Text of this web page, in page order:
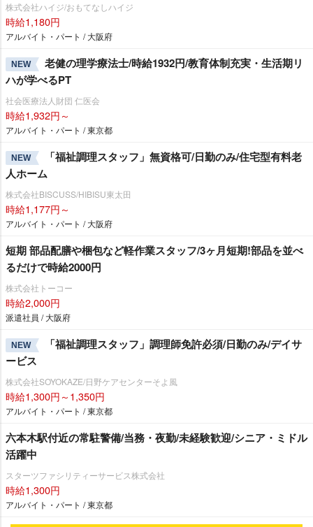
株式会社ハイジ/おもてなしハイジ
時給1,180円
アルバイト・パート / 大阪府
NEW
老健の理学療法士/時給1932円/教育体制充実・生活期リ
ハが学べるPT
社会医療法人財団 仁医会
時給1,932円～
アルバイト・パート / 東京都
NEW
「福祉調理スタッフ」無資格可/日勤のみ/住宅型有料老
人ホーム
株式会社BISCUSS/HIBISU東太田
時給1,177円～
アルバイト・パート / 大阪府
短期 部品配膳や梱包など軽作業スタッフ/3ヶ月短期!部品を並べ
るだけで時給2000円
株式会社トーコー
時給2,000円
派遣社員 / 大阪府
NEW
「福祉調理スタッフ」調理師免許必須/日勤のみ/デイサ
ービス
株式会社SOYOKAZE/日野ケアセンターそよ風
時給1,300円～1,350円
アルバイト・パート / 東京都
六本木駅付近の常駐警備/当務・夜勤/未経験歓迎/シニア・ミドル
活躍中
スターツファシリティーサービス株式会社
時給1,300円
アルバイト・パート / 東京都